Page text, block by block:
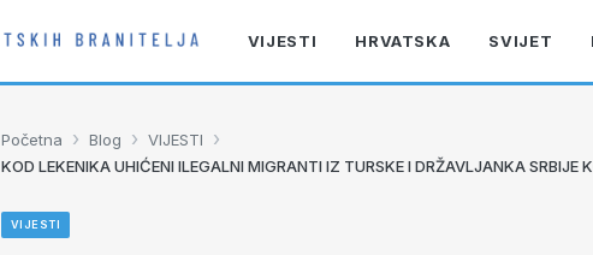
VIJESTI HRVATSKA SVIJET
Početna › Blog › VIJESTI ›
KOD LEKENIKA UHIĆENI ILEGALNI MIGRANTI IZ TURSKE I DRŽAVLJANKA SRBIJE
VIJESTI